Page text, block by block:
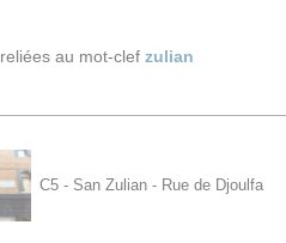
au mot-clef zulian
C5 - San Zulian - Rue de Djoulfa